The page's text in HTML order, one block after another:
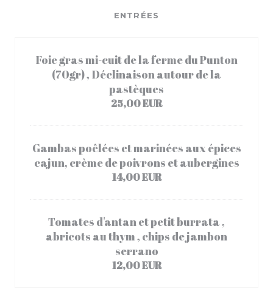
ENTRÉES
Foie gras mi-cuit de la ferme du Punton
(70gr) , Déclinaison autour de la
pastèques
25,00 EUR
Gambas poêlées et marinées aux épices
cajun, crème de poivrons et aubergines
14,00 EUR
Tomates d'antan et petit burrata ,
abricots au thym , chips de jambon
serrano
12,00 EUR